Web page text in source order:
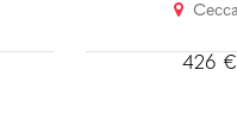
740